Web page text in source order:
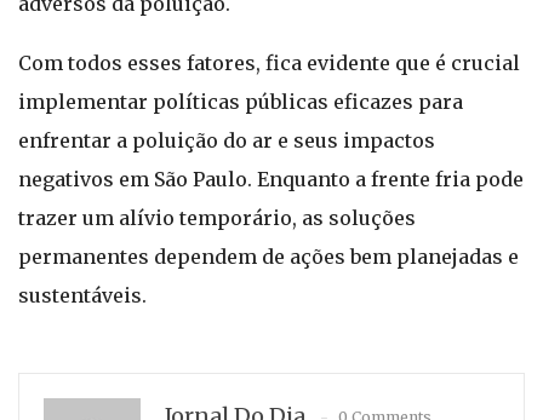
Com todos esses fatores, fica evidente que é crucial
implementar políticas públicas eficazes para
enfrentar a poluição do ar e seus impactos
negativos em São Paulo. Enquanto a frente fria pode
trazer um alívio temporário, as soluções
permanentes dependem de ações bem planejadas e
sustentáveis.